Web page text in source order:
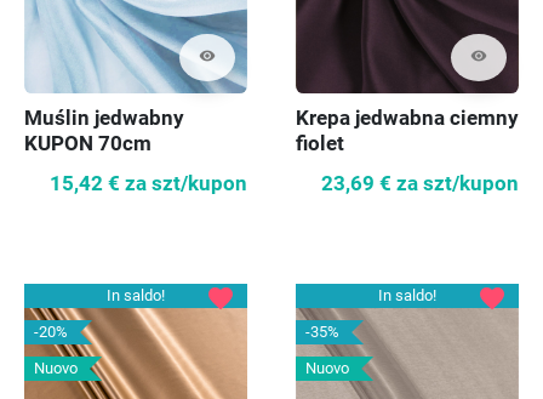
visibility
Muślin jedwabny
KUPON 70cm
15,42 € za szt/kupon
visibility
Krepa jedwabna ciemny
fiolet
23,69 € za szt/kupon
In saldo!
-20%
Nuovo
favorite
In saldo!
-35%
Nuovo
favorite